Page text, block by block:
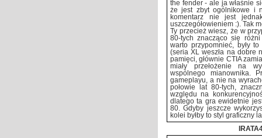
the fender - ale ja właśnie
że jest zbyt ogólnikowe i
komentarz nie jest
uszczegółowieniem :). Tak
Ty przecież wiesz, że w
80-tych znacząco się
warto przypomnieć, były
(seria XL weszła na dobre
pamięci, głównie CTIA
miały przełożenie na
wspólnego mianownika.
gameplayu, a nie na
połowie lat 80-tych,
względu na
dlatego ta gra ewidetnie
80. Gdyby jeszcze
kolei byłby to styl graficzny